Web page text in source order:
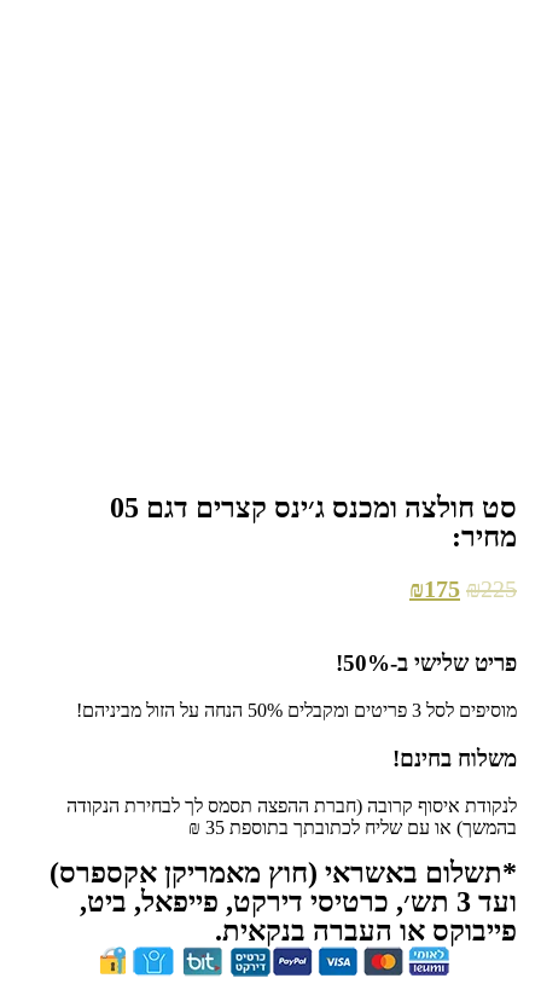
סט חולצה ומכנס ג׳ינס קצרים דגם 05
מחיר:
₪225
₪175
פריט שלישי ב-50%!
מוסיפים לסל 3 פריטים ומקבלים 50% הנחה על הזול מביניהם!
משלוח בחינם!
לנקודת איסוף קרובה (חברת ההפצה תסמס לך לבחירת הנקודה
בהמשך) או עם שליח לכתובתך בתוספת 35 ₪
*תשלום באשראי (חוץ מאמריקן אקספרס)
ועד 3 תש׳, כרטיסי דירקט, פייפאל, ביט,
פייבוקס או העברה בנקאית.